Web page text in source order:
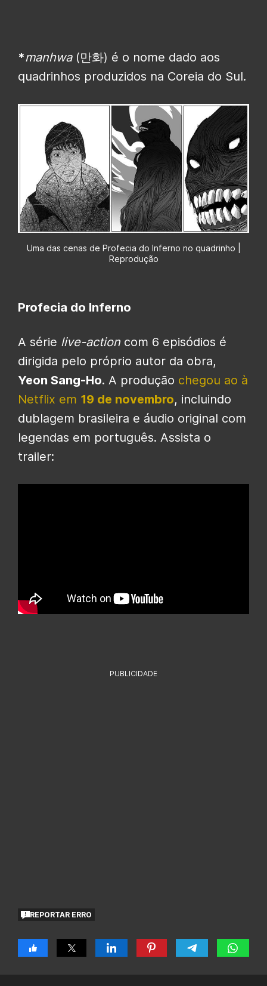
*manhwa(만화) é o nome dado aos
quadrinhos produzidos na Coreia do Sul.
Uma das cenas de Profecia do Inferno no quadrinho |
Reprodução
Profecia do Inferno
A série live-action com 6 episódios é
dirigida pelo próprio autor da obra,
Yeon Sang-Ho. A produção chegou ao à
Netflix em 19 de novembro, incluindo
dublagem brasileira e áudio original com
legendas em português. Assista o
trailer:
PUBLICIDADE
REPORTAR ERRO